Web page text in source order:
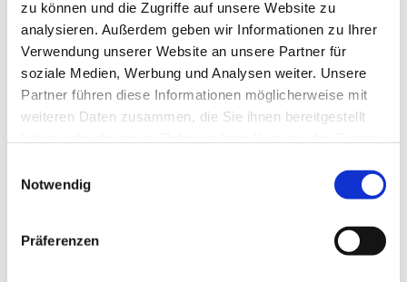
zu können und die Zugriffe auf unsere Website zu
analysieren. Außerdem geben wir Informationen zu Ihrer
Verwendung unserer Website an unsere Partner für
soziale Medien, Werbung und Analysen weiter. Unsere
Partner führen diese Informationen möglicherweise mit
weiteren Daten zusammen, die Sie ihnen bereitgestellt
Notwendig
Präferenzen